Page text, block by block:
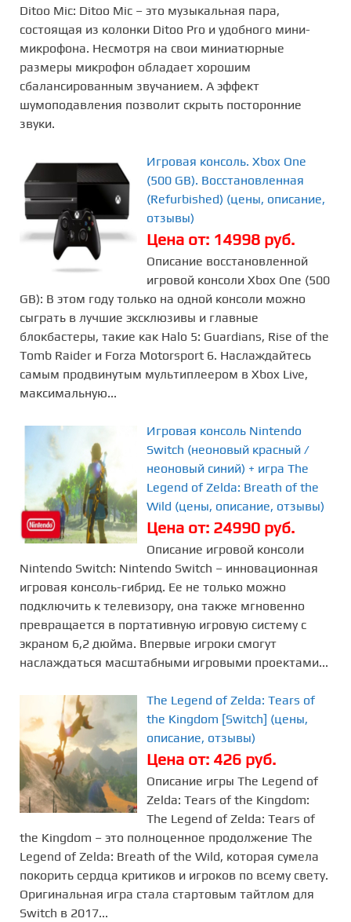
Ditoo Mic: Ditoo Mic – это музыкальная пара,
состоящая из колонки Ditoo Pro и удобного мини-
микрофона. Несмотря на свои миниатюрные
размеры микрофон обладает хорошим
сбалансированным звучанием. А эффект
шумоподавления позволит скрыть посторонние
звуки.
Игровая консоль. Xbox One
(500 GB). Восстановленная
(Refurbished) (цены, описание,
отзывы)
Цена от: 14998 руб.
Описание восстановленной
игровой консоли Xbox One (500
GB): В этом году только на одной консоли можно
сыграть в лучшие эксклюзивы и главные
блокбастеры, такие как Halo 5: Guardians, Rise of the
Tomb Raider и Forza Motorsport 6. Наслаждайтесь
самым продвинутым мультиплеером в Xbox Live,
максимальную...
Игровая консоль Nintendo
Switch (неоновый красный /
неоновый синий) + игра The
Legend of Zelda: Breath of the
Wild (цены, описание, отзывы)
Цена от: 24990 руб.
Описание игровой консоли
Nintendo Switch: Nintendo Switch – инновационная
игровая консоль-гибрид. Ее не только можно
подключить к телевизору, она также мгновенно
превращается в портативную игровую систему с
экраном 6,2 дюйма. Впервые игроки смогут
наслаждаться масштабными игровыми проектами...
The Legend of Zelda: Tears of
the Kingdom [Switch] (цены,
описание, отзывы)
Цена от: 426 руб.
Описание игры The Legend of
Zelda: Tears of the Kingdom:
The Legend of Zelda: Tears of
the Kingdom – это полноценное продолжение The
Legend of Zelda: Breath of the Wild, которая сумела
покорить сердца критиков и игроков по всему свету.
Оригинальная игра стала стартовым тайтлом для
Switch в 2017...